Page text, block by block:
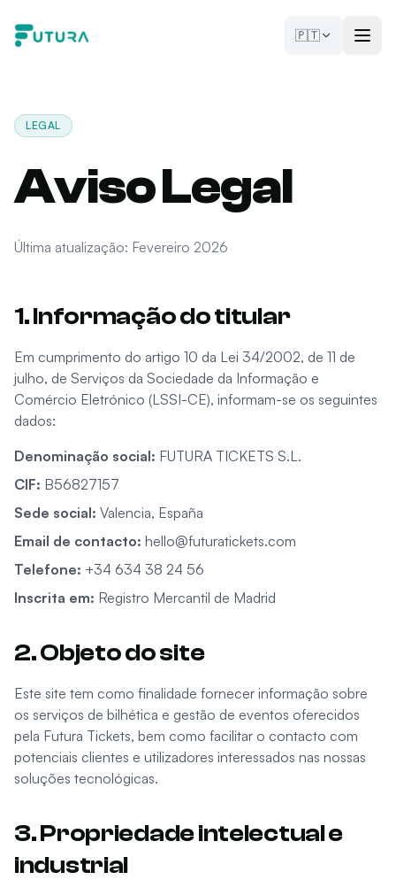
🇵🇹
LEGAL
Aviso Legal
Última atualização: Fevereiro 2026
1. Informação do titular
Em cumprimento do artigo 10 da Lei 34/2002, de 11 de
julho, de Serviços da Sociedade da Informação e
Comércio Eletrónico (LSSI-CE), informam-se os seguintes
dados:
Denominação social: FUTURA TICKETS S.L.
CIF: B56827157
Sede social: Valencia, España
Email de contacto: hello@futuratickets.com
Telefone: +34 634 38 24 56
Inscrita em: Registro Mercantil de Madrid
2. Objeto do site
Este site tem como finalidade fornecer informação sobre
os serviços de bilhética e gestão de eventos oferecidos
pela Futura Tickets, bem como facilitar o contacto com
potenciais clientes e utilizadores interessados nas nossas
soluções tecnológicas.
3. Propriedade intelectual e
industrial